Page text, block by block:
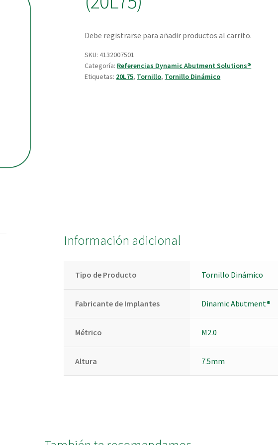
Debe registrarse para añadir productos al carrito.
SKU:4132007501
Categoría: Referencias Dynamic Abutment Solutions®
Etiquetas: 20L75, Tornillo, Tornillo Dinámico
Información adicional
Tipo de Producto Tornillo Dinámico
Fabricante de Implantes Dinamic Abutment®
Métrico M2.0
Altura 7.5mm